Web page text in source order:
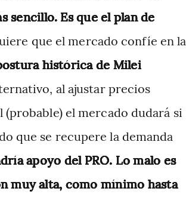
sencillo. Es que el plan de
que el mercado confíe en la
histórica de Milei
al ajustar precios
el mercado dudará si
que se recupere la demanda
apoyo del PRO. Lo malo es
muy alta, como mínimo hasta